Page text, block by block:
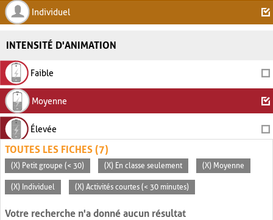
Individuel
INTENSITÉ D'ANIMATION
Faible
Moyenne
Élevée
TOUTES LES FICHES (7)
(X) Petit groupe (< 30) (X) En classe seulement (X) Moyenne
(X) Individuel (X) Activités courtes (< 30 minutes)
Votre recherche n'a donné aucun résultat